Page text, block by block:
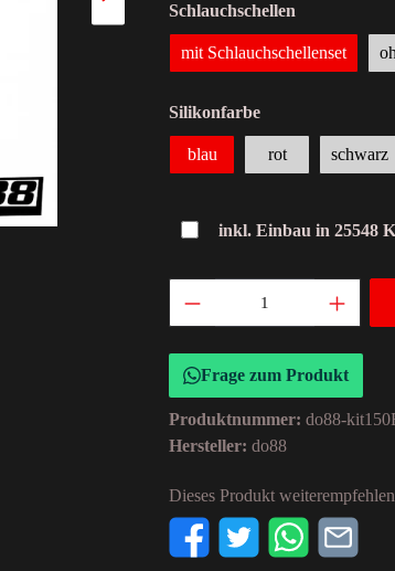
Schlauchschellen
mit Schlauchschellenset
Silikonfarbe
blau rot schwarz
inkl. Einbau in 25548
Frage zum Produkt
Produktnummer:do88-
Hersteller:do88
Dieses Produkt